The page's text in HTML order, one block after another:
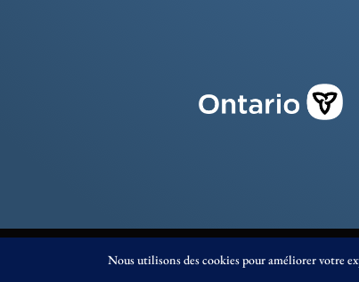
© Éditions Prise de Parole 2023